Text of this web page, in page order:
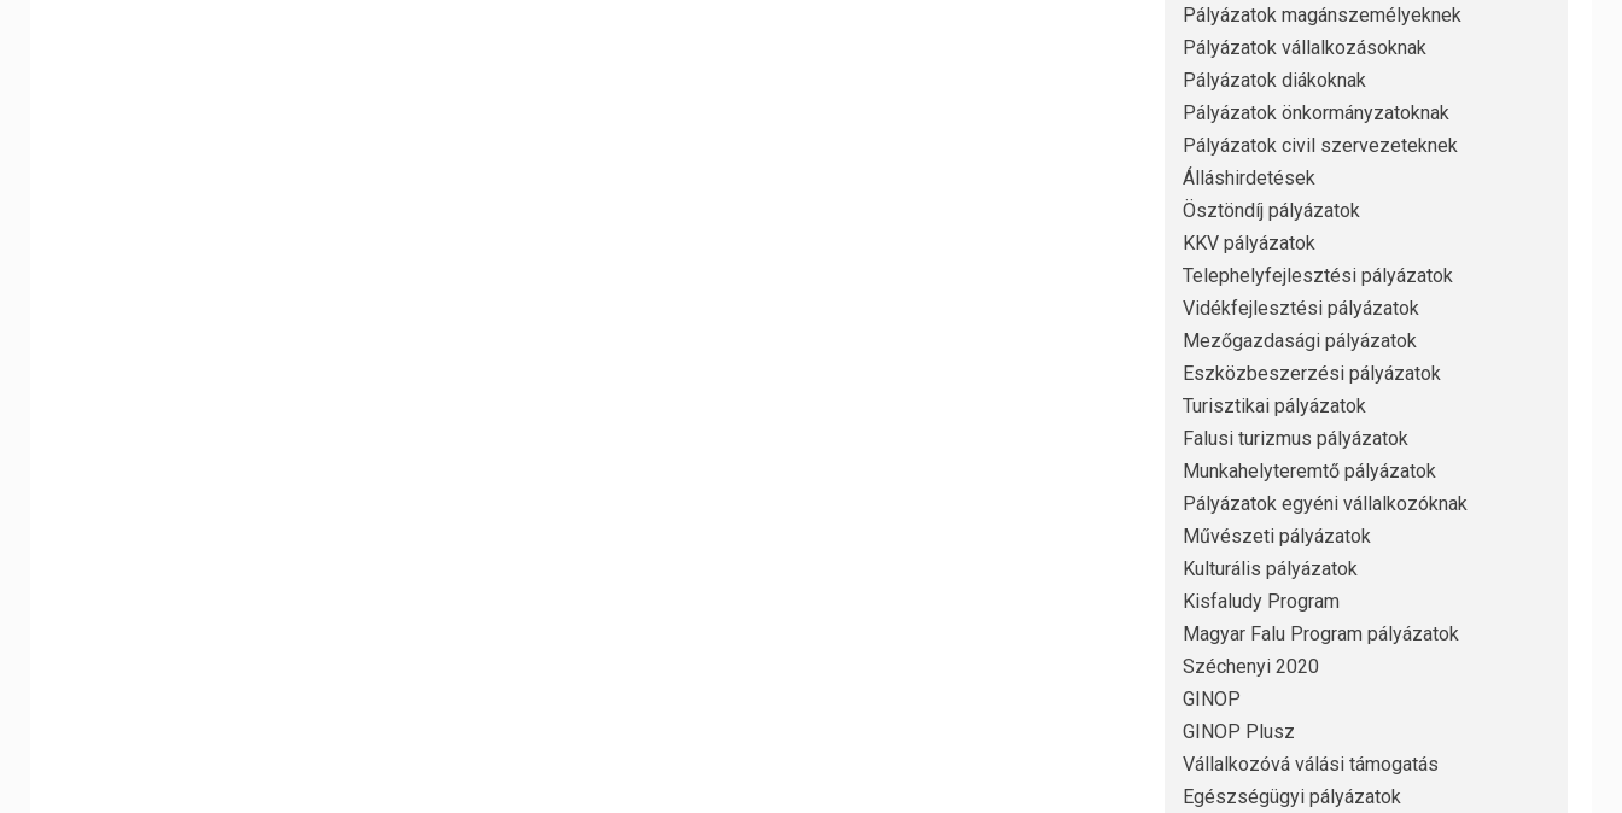
Pályázatok magánszemélyeknek
Pályázatok vállalkozásoknak
Pályázatok diákoknak
Pályázatok önkormányzatoknak
Pályázatok civil szervezeteknek
Álláshirdetések
Ösztöndíj pályázatok
KKV pályázatok
Telephelyfejlesztési pályázatok
Vidékfejlesztési pályázatok
Mezőgazdasági pályázatok
Eszközbeszerzési pályázatok
Turisztikai pályázatok
Falusi turizmus pályázatok
Munkahelyteremtő pályázatok
Pályázatok egyéni vállalkozóknak
Művészeti pályázatok
Kulturális pályázatok
Kisfaludy Program
Magyar Falu Program pályázatok
Széchenyi 2020
GINOP
GINOP Plusz
Vállalkozóvá válási támogatás
Egészségügyi pályázatok